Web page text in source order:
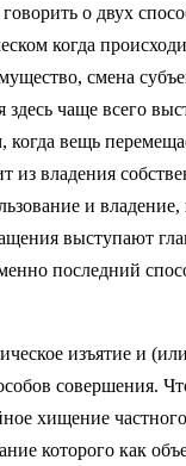
о двух
когда
смена
здесь чаще всего
вещь
из владения
и владение,
выступают
последний
изъятие и
совершения.
хищение
которого как